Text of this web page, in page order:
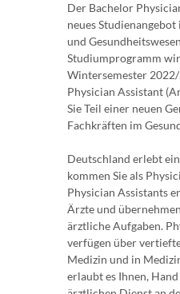
Der Bachelor
neues
und
Studiumprogramm
Wintersemester
Physician Assistant
Sie Teil einer neuen
Fachkräften im
Deutschland erlebt
kommen Sie als
Physician Assistants
Ärzte und
ärztliche Aufgaben.
verfügen über
Medizin und in
erlaubt es Ihnen,